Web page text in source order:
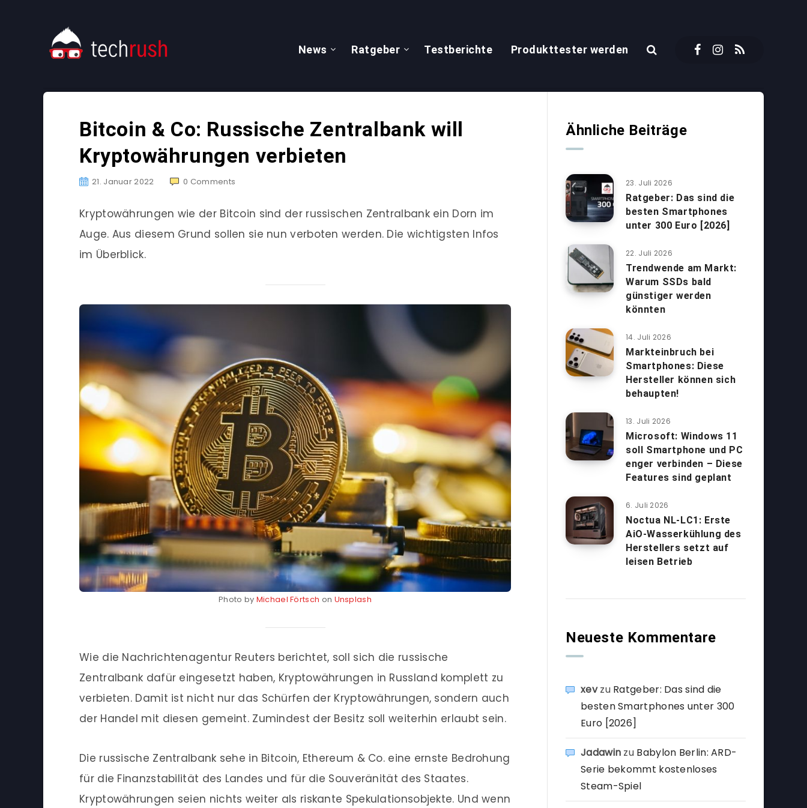
News Ratgeber Testberichte Produkttester werden
Bitcoin & Co: Russische Zentralbank will
Kryptowährungen verbieten
21. Januar 2022 0 Comments
Kryptowährungen wie der Bitcoin sind der russischen Zentralbank ein Dorn im
Auge. Aus diesem Grund sollen sie nun verboten werden. Die wichtigsten Infos
im Überblick.
Photo by Michael Förtsch on Unsplash
Wie die Nachrichtenagentur Reuters berichtet, soll sich die russische
Zentralbank dafür eingesetzt haben, Kryptowährungen in Russland komplett zu
verbieten. Damit ist nicht nur das Schürfen der Kryptowährungen, sondern auch
der Handel mit diesen gemeint. Zumindest der Besitz soll weiterhin erlaubt sein.
Die russische Zentralbank sehe in Bitcoin, Ethereum & Co. eine ernste Bedrohung
für die Finanzstabilität des Landes und für die Souveränität des Staates.
Kryptowährungen seien nichts weiter als riskante Spekulationsobjekte. Und wenn
Ähnliche Beiträge
23. Juli 2026
Ratgeber: Das sind die
besten Smartphones
unter 300 Euro [2026]
22. Juli 2026
Trendwende am Markt:
Warum SSDs bald
günstiger werden
könnten
14. Juli 2026
Markteinbruch bei
Smartphones: Diese
Hersteller können sich
behaupten!
13. Juli 2026
Microsoft: Windows 11
soll Smartphone und PC
enger verbinden – Diese
Features sind geplant
6. Juli 2026
Noctua NL-LC1: Erste
AiO-Wasserkühlung des
Herstellers setzt auf
leisen Betrieb
Neueste Kommentare
xevzu Ratgeber: Das sind die
besten Smartphones unter 300
Euro [2026]
Jadawin zu Babylon Berlin: ARD-
Serie bekommt kostenloses
Steam-Spiel